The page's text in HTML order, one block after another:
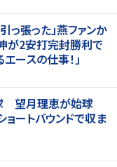
っ張った」燕ファンか
2安打完封勝利で
ースの仕事！」
望月理恵が始球
ートバウンドで収ま